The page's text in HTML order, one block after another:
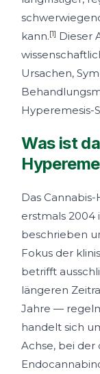
kann.[1] Dieser
Ursachen,
Hyperemesis-
Was ist
Das
erstmals 2004
beschrieben
Fokus der
betrifft
längeren
Jahre —
handelt sich
Achse, bei